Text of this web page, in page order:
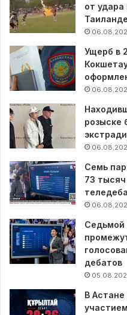
от
Таиланде
Ущерб в
розыске
Семь
73
Седьмой
дебатов
В